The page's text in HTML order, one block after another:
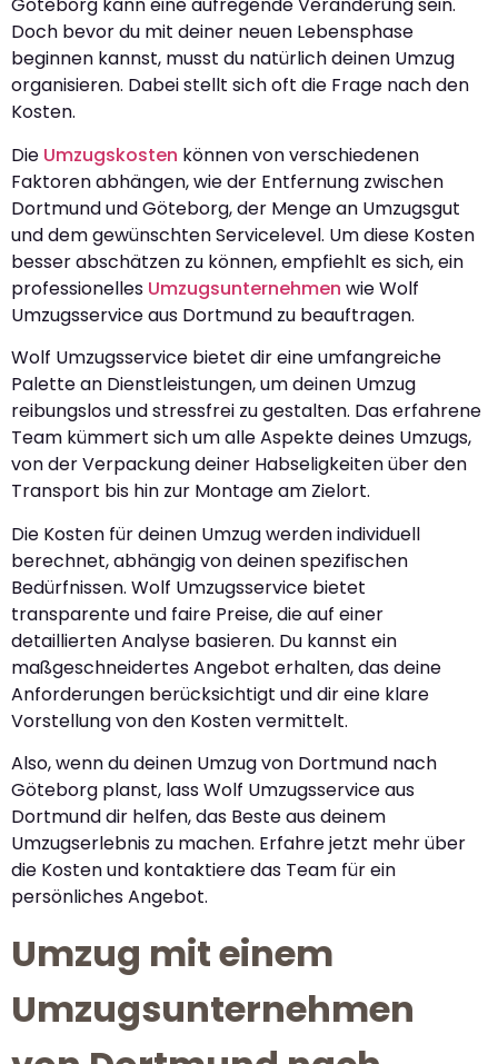
Göteborg kann eine aufregende Veränderung sein.
Doch bevor du mit deiner neuen Lebensphase
beginnen kannst, musst du natürlich deinen Umzug
organisieren. Dabei stellt sich oft die Frage nach den
Kosten.
Die Umzugskosten können von verschiedenen
Faktoren abhängen, wie der Entfernung zwischen
Dortmund und Göteborg, der Menge an Umzugsgut
und dem gewünschten Servicelevel. Um diese Kosten
besser abschätzen zu können, empfiehlt es sich, ein
professionelles Umzugsunternehmen wie Wolf
Umzugsservice aus Dortmund zu beauftragen.
Wolf Umzugsservice bietet dir eine umfangreiche
Palette an Dienstleistungen, um deinen Umzug
reibungslos und stressfrei zu gestalten. Das erfahrene
Team kümmert sich um alle Aspekte deines Umzugs,
von der Verpackung deiner Habseligkeiten über den
Transport bis hin zur Montage am Zielort.
Die Kosten für deinen Umzug werden individuell
berechnet, abhängig von deinen spezifischen
Bedürfnissen. Wolf Umzugsservice bietet
transparente und faire Preise, die auf einer
detaillierten Analyse basieren. Du kannst ein
maßgeschneidertes Angebot erhalten, das deine
Anforderungen berücksichtigt und dir eine klare
Vorstellung von den Kosten vermittelt.
Also, wenn du deinen Umzug von Dortmund nach
Göteborg planst, lass Wolf Umzugsservice aus
Dortmund dir helfen, das Beste aus deinem
Umzugserlebnis zu machen. Erfahre jetzt mehr über
die Kosten und kontaktiere das Team für ein
persönliches Angebot.
Umzug mit einem
Umzugsunternehmen